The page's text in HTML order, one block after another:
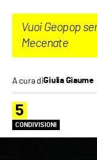
Vuoi Geopop
Mecenate
A cura diGiulia Giaume
5
CONDIVISIONI